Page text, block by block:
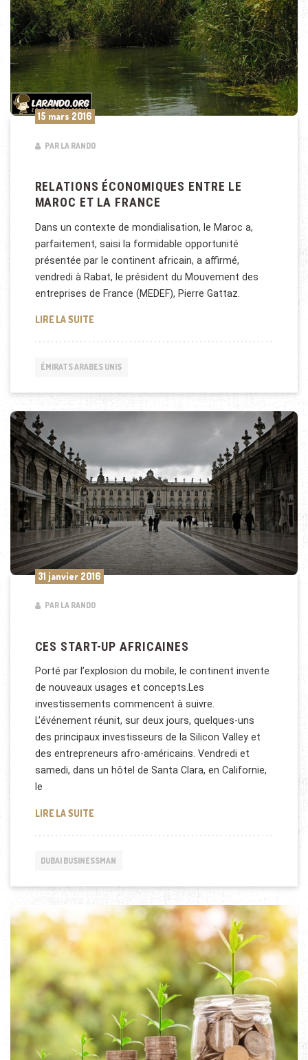
15 mars 2016
PAR LA RANDO
RELATIONS ÉCONOMIQUES ENTRE LE
MAROC ET LA FRANCE
Dans un contexte de mondialisation, le Maroc a,
parfaitement, saisi la formidable opportunité
présentée par le continent africain, a affirmé,
vendredi à Rabat, le président du Mouvement des
entreprises de France (MEDEF), Pierre Gattaz.
LIRE LA SUITERELATIONS ÉCONOMIQUES ENTRE LE MAROC ET LA
ÉMIRATS ARABES UNIS
31 janvier 2016
PAR LA RANDO
CES START-UP AFRICAINES
Porté par l’explosion du mobile, le continent invente
de nouveaux usages et concepts.Les
investissements commencent à suivre.
L’événement réunit, sur deux jours, quelques-uns
des principaux investisseurs de la Silicon Valley et
des entrepreneurs afro-américains. Vendredi et
samedi, dans un hôtel de Santa Clara, en Californie,
le
LIRE LA SUITECES START-UP AFRICAINES
DUBAI BUSINESSMAN